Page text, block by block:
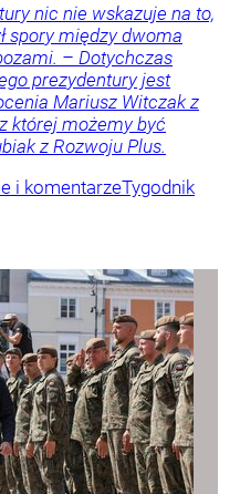
nic nie wskazuje na to,
spory między dwoma
– Dotychczas
prezydentury jest
Mariusz Witczak z
której możemy być
z Rozwoju Plus.
i komentarzeTygodnik